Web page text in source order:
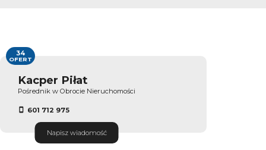
Kacper Piłat
Pośrednik w Obrocie Nieruchomości
601 712 975
Napisz wiadomość
34
OFERT